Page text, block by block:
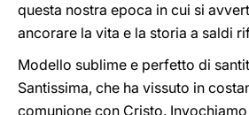
questa nostra epoca in cui si
ancorare la vita e la storia a saldi
Modello sublime e perfetto di
Santissima, che ha vissuto in
comunione con Cristo. Invochiamo